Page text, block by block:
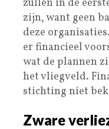
zullen in de
zijn, want geen
deze
er financieel
wat de plannen
het vliegveld.
stichting niet
Zware